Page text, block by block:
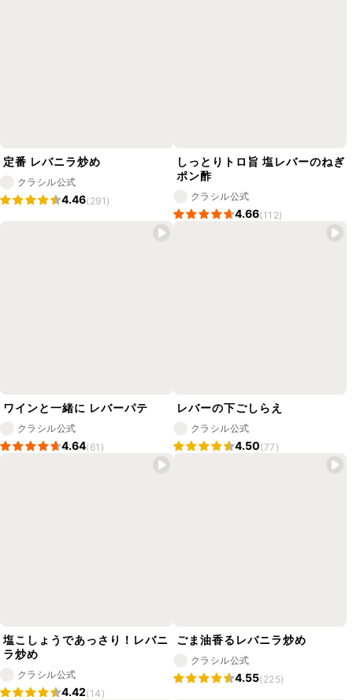
定番 レバニラ炒め
クラシル公式
4.46(291)
しっとりトロ旨 塩レバーのねぎ
ポン酢
クラシル公式
4.66(112)
ワインと一緒に レバーパテ
クラシル公式
4.64(61)
レバーの下ごしらえ
クラシル公式
4.50(77)
塩こしょうであっさり！レバニ
ラ炒め
クラシル公式
4.42(14)
ごま油香るレバニラ炒め
クラシル公式
4.55(225)